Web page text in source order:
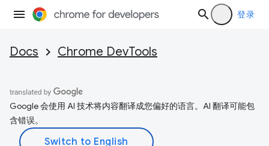
登录
Docs Chrome DevTools
Google 会使用 AI 技术将内容翻译成您偏好的语言。AI 翻译可能包
含错误。